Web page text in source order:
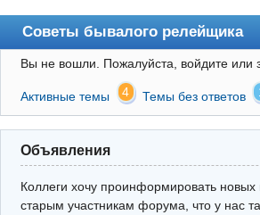
Советы бывалого релейщика
Форум
Правила
Поиск
Регистрация
Вы не вошли. Пожалуйста, войдите или
Активные темы 4 Темы без ответов
Объявления
Коллеги хочу проинформировать новых
старым участникам форума, что у нас